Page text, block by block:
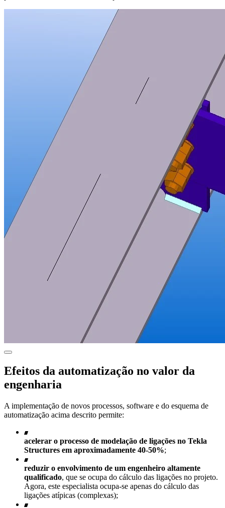
Efeitos da automatização no valor da
engenharia
A implementação de novos processos, software e do esquema de
automatização acima descrito permite:
acelerar o processo de modelação de ligações no Tekla
Structures em aproximadamente 40-50%;
reduzir o envolvimento de um engenheiro altamente
qualificado, que se ocupa do cálculo das ligações no projeto.
Agora, este especialista ocupa-se apenas do cálculo das
ligações atípicas (complexas);